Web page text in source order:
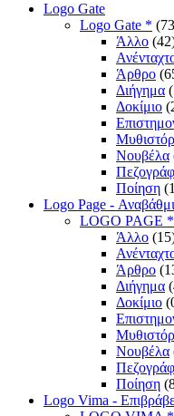
Logo Gate
Logo Gate *
Άλλο
Άρθρο
Διήγημα
Δοκίμιο
Νουβέλα
Ποίηση
Logo Page -
LOGO PAGE
Άλλο
Άρθρο
Διήγημα
Δοκίμιο
Νουβέλα
Ποίηση
Logo Vima -